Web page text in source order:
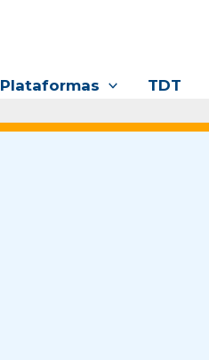
Plataformas TDT